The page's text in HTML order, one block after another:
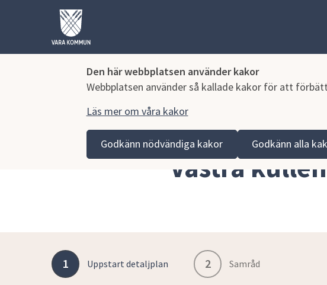
Den här webbplatsen använder kakor
Webbplatsen använder så kallade kakor för att
Läs mer om våra kakor
Godkänn nödvändiga kakor Godkänn alla
Vara kommun Bygga, miljö och infrastruktur
Västra
1 Uppstart detaljplan 2 Samråd